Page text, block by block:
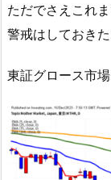
ただでさえこれ
警戒はしておきた
東証グロース市